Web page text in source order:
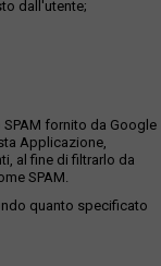
dall'utente;
SPAM fornito da Google
Applicazione,
al fine di filtrarlo da
SPAM.
quanto specificato